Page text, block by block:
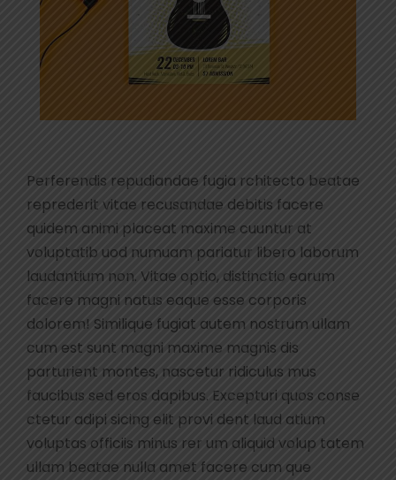
Perferendis repudiandae fugia rchitecto beatae
reprederit vitae recusandae debitis facere
quidem animi placeat maxime cuuntur at
voluptatib uod numuam pariatur libero laborum
laudantium non. Vitae optio, distinctio earum
facere magni natus eaque esse corporis
dolorem! Similique fugiat autem nostrum ullam
cum est sunt magni maxime magnis dis
parturient montes, nascetur ridiculus mus
faucibus sed eros dapibus. Excepturi quos conse
ctetur adipi sicing elit provi dent laud atium
voluptas officiis minus rer um aliquid volup tatem
ullam beatae nulla amet facere cum que